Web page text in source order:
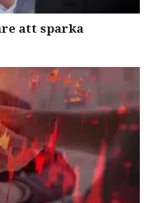
att sparka